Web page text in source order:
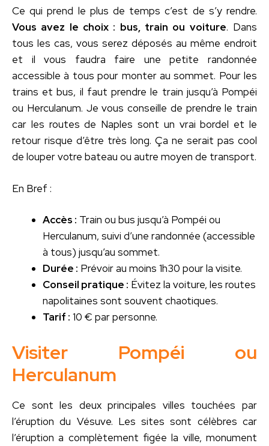
Ce qui prend le plus de temps c’est de s’y rendre.
Vous avez le choix : bus, train ou voiture. Dans
tous les cas, vous serez déposés au même endroit
et il vous faudra faire une petite randonnée
accessible à tous pour monter au sommet. Pour les
trains et bus, il faut prendre le train jusqu’à Pompéi
ou Herculanum. Je vous conseille de prendre le train
car les routes de Naples sont un vrai bordel et le
retour risque d’être très long. Ça ne serait pas cool
de louper votre bateau ou autre moyen de transport.
En Bref :
Accès : Train ou bus jusqu’à Pompéi ou
Herculanum, suivi d’une randonnée (accessible
à tous) jusqu’au sommet.
Durée : Prévoir au moins 1h30 pour la visite.
Conseil pratique : Évitez la voiture, les routes
napolitaines sont souvent chaotiques.
Tarif : 10 € par personne.
Visiter Pompéi ou
Herculanum
Ce sont les deux principales villes touchées par
l’éruption du Vésuve. Les sites sont célèbres car
l’éruption a complètement figée la ville, monument